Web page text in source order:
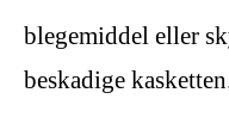
blegemiddel eller
beskadige